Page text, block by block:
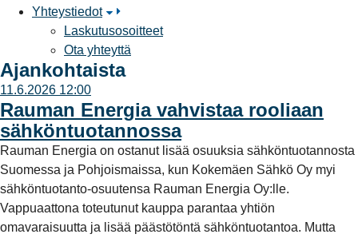
Yhteystiedot
Laskutusosoitteet
Ota yhteyttä
Ajankohtaista
11.6.2026 12:00
Rauman Energia vahvistaa rooliaan
sähköntuotannossa
Rauman Energia on ostanut lisää osuuksia sähköntuotannosta
Suomessa ja Pohjoismaissa, kun Kokemäen Sähkö Oy myi
sähköntuotanto-osuutensa Rauman Energia Oy:lle.
Vappuaattona toteutunut kauppa parantaa yhtiön
omavaraisuutta ja lisää päästötöntä sähköntuotantoa. Mutta